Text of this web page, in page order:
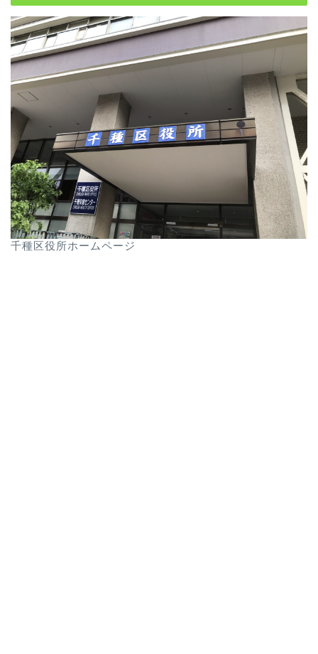
千種区役所ホームページ